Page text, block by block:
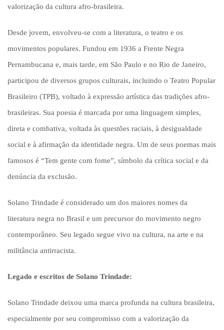
valorização da cultura afro-brasileira.
Desde jovem, envolveu-se com a literatura, o teatro e os
movimentos populares. Fundou em 1936 a Frente Negra
Pernambucana e, mais tarde, em São Paulo e no Rio de Janeiro,
participou de diversos grupos culturais, incluindo o Teatro Popular
Brasileiro (TPB), voltado à expressão artística das tradições afro-
brasileiras. Sua poesia é marcada por uma linguagem simples,
direta e combativa, voltada às questões raciais, à desigualdade
social e à afirmação da identidade negra. Um de seus poemas mais
famosos é “Tem gente com fome”, símbolo da crítica social e da
denúncia da exclusão.
Solano Trindade é considerado um dos maiores nomes da
literatura negra no Brasil e um precursor do movimento negro
contemporâneo. Seu legado segue vivo na cultura, na arte e na
militância antirracista.
Legado e escritos de Solano Trindade:
Solano Trindade deixou uma marca profunda na cultura brasileira,
especialmente por seu compromisso com a valorização da